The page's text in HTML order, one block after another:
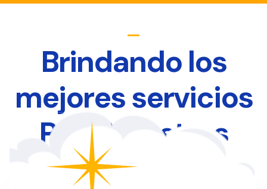
Brindando los
mejores servicios
Para Nuestros
Clientes